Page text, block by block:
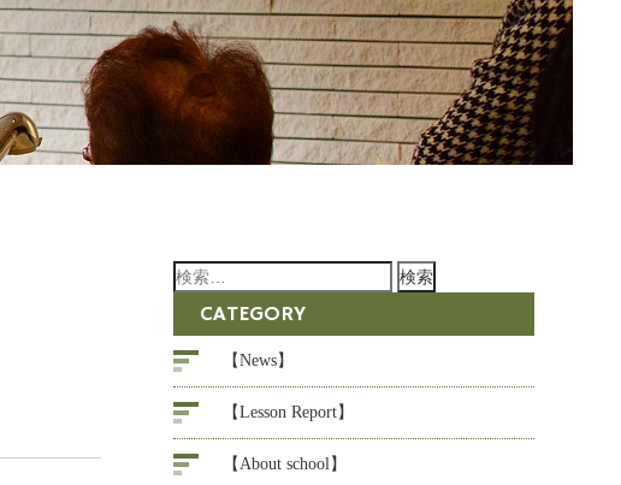
検
CATEGORY
【News】
【Lesson Report】
【About school】